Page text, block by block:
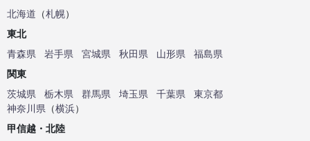
北海道 （札幌）
東北
青森県
岩手県 宮城県 秋田県 山形県
福島県
関東
茨城県
栃木県 群馬県 埼玉県 千葉県
東京都
神奈川県 （横浜）
甲信越・北陸